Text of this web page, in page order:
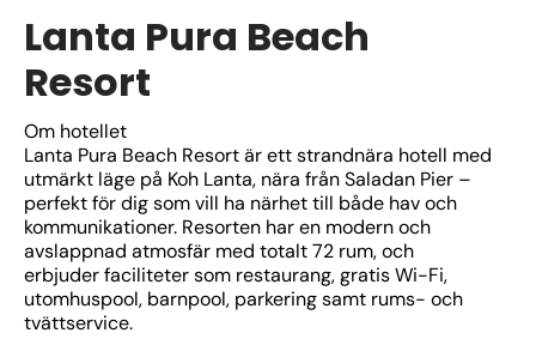
Lanta Pura Beach
Resort
Om hotellet
Lanta Pura Beach Resort är ett strandnära hotell med
utmärkt läge på Koh Lanta, nära från Saladan Pier –
perfekt för dig som vill ha närhet till både hav och
kommunikationer. Resorten har en modern och
avslappnad atmosfär med totalt 72 rum, och
erbjuder faciliteter som restaurang, gratis Wi-Fi,
utomhuspool, barnpool, parkering samt rums- och
tvättservice.